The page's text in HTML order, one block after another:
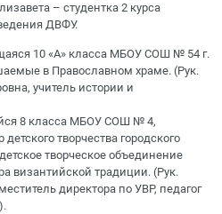
– студентка 2 курса
ДВФУ.
10 «А» класса МБОУ СОШ № 54 г.
в Православном храме. (Рук.
учитель истории и
8 класса МБОУ СОШ № 4,
творчества городского
творческое объединение
византийской традиции. (Рук.
директора по УВР, педагог